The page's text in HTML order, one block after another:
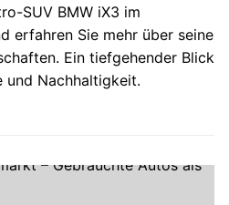
SUV BMW iX3 im
erfahren Sie mehr über seine
Ein tiefgehender Blick
und Nachhaltigkeit.